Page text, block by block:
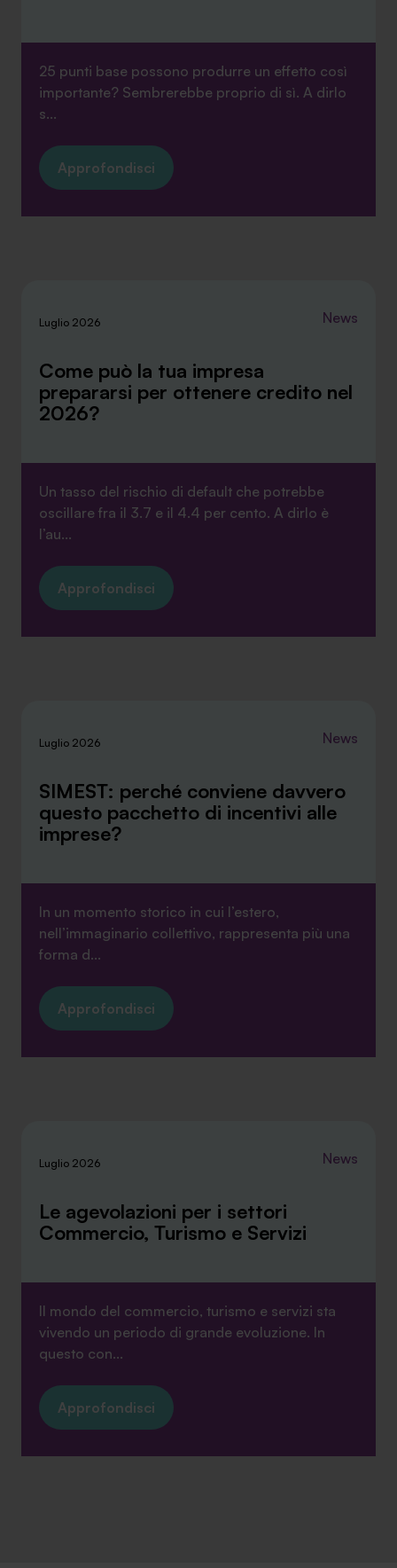
25 punti base possono produrre un effetto così
importante? Sembrerebbe proprio di sì. A dirlo
s...
Approfondisci
Luglio 2026 News
Come può la tua impresa
prepararsi per ottenere credito nel
2026?
Un tasso del rischio di default che potrebbe
oscillare fra il 3.7 e il 4.4 per cento. A dirlo è
l’au...
Approfondisci
Luglio 2026 News
SIMEST: perché conviene davvero
questo pacchetto di incentivi alle
imprese?
In un momento storico in cui l’estero,
nell’immaginario collettivo, rappresenta più una
forma d...
Approfondisci
Luglio 2026 News
Le agevolazioni per i settori
Commercio, Turismo e Servizi
Il mondo del commercio, turismo e servizi sta
vivendo un periodo di grande evoluzione. In
questo con...
Approfondisci